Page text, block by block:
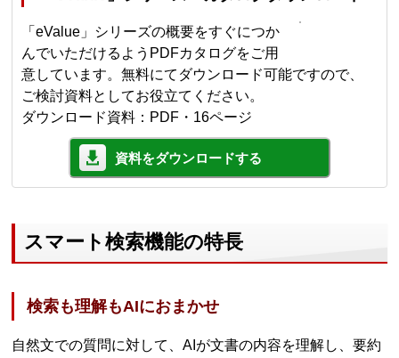
「eValue」シリーズの概要をすぐにつか
んでいただけるようPDFカタログをご用
意しています。無料にてダウンロード可能ですので、
ご検討資料としてお役立てください。
ダウンロード資料：PDF・16ページ
資料をダウンロードする
スマート検索機能の特長
検索も理解もAIにおまかせ
自然文での質問に対して、AIが文書の内容を理解し、要約